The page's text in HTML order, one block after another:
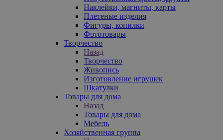
Наклейки, магниты, карты
Плетеные изделия
Фигуры, копилки
Фототовары
Творчество
Назад
Творчество
Живопись
Изготовление игрушек
Шкатулки
Товары для дома
Назад
Товары для дома
Мебель
Хозяйственная группа